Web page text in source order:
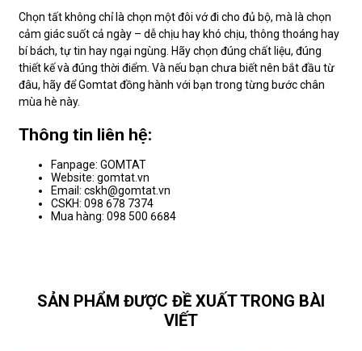
Chọn tất không chỉ là chọn một đôi vớ đi cho đủ bộ, mà là chọn
cảm giác suốt cả ngày – dễ chịu hay khó chịu, thông thoáng hay
bí bách, tự tin hay ngại ngùng. Hãy chọn đúng chất liệu, đúng
thiết kế và đúng thời điểm. Và nếu bạn chưa biết nên bắt đầu từ
đâu, hãy để Gomtat đồng hành với bạn trong từng bước chân
mùa hè này.
Thông tin liên hệ:
Fanpage: GOMTAT
Website: gomtat.vn
Email: cskh@gomtat.vn
CSKH: 098 678 7374
Mua hàng: 098 500 6684
SẢN PHẨM ĐƯỢC ĐỀ XUẤT TRONG BÀI
VIẾT